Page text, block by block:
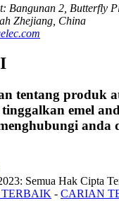
Bangunan 2, Butterfly
Zhejiang, China
tentang produk
emel
anda
Semua Hak Cipta
- CARIAN